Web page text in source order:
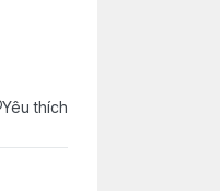
Yêu thích